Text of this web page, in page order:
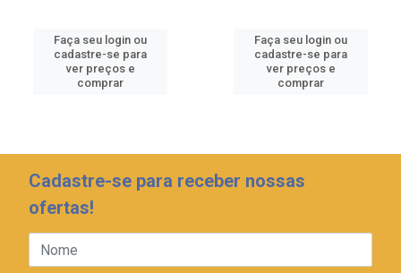
Faça seu login ou
cadastre-se para
ver preços e
comprar
Faça seu login ou
cadastre-se para
ver preços e
comprar
Cadastre-se para receber nossas
ofertas!